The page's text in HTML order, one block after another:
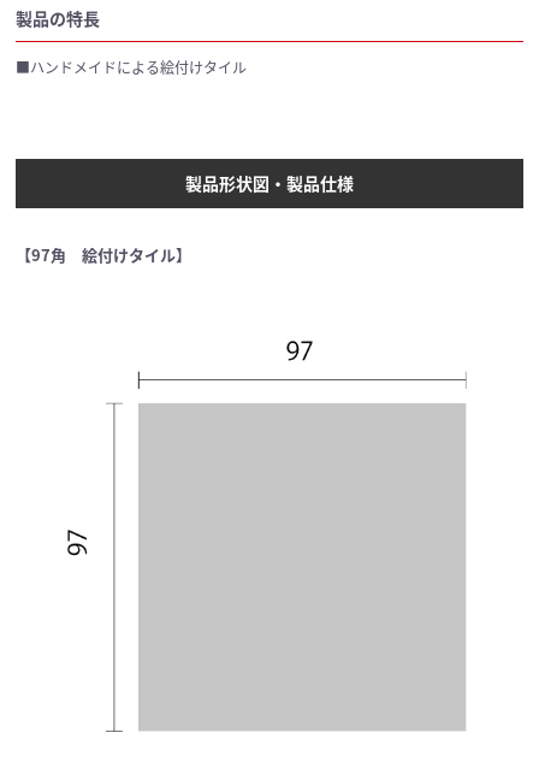
製品の特長
■ハンドメイドによる絵付けタイル
製品形状図・製品仕様
【97角 絵付けタイル】